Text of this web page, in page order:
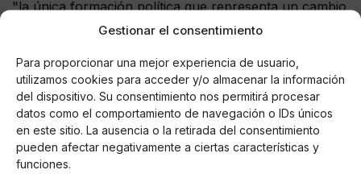
Gestionar el consentimiento
Para proporcionar una mejor experiencia de usuario,
utilizamos cookies para acceder y/o almacenar la información
del dispositivo. Su consentimiento nos permitirá procesar
datos como el comportamiento de navegación o IDs únicos
en este sitio. La ausencia o la retirada del consentimiento
pueden afectar negativamente a ciertas características y
funciones.
"la única formación política que representa un cambio
de verdad es Ciudadanos", ya que "si al PSC le salen
hecho eligiendo como miembro del Gobierno a Otegi
en vez de a Ciudadanos" ha explicado Arrimadas,
además de recalcar que "ya lideramos el
constitucionalismo en 2017" y que "somos el único
voto que no defrauda, un voto sensato" que "lo ha
demostrado en la oposición luchando por conseguir